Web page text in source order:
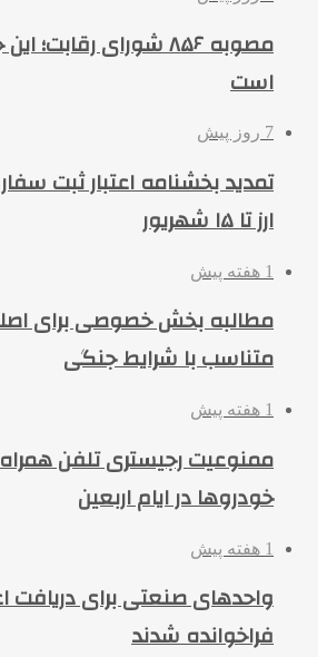
مصوبه ۸۵۶ شورای
است
7 روز پیش
تمدید بخشنامه اعتبار ثبت
ارز تا ۱۵ شهریور
1 هفته پیش
مطالبه بخش خصوصی برای
متناسب با شرایط جنگی
1 هفته پیش
ممنوعیت رجیستری تلفن
خودروها در ایام اربعین
1 هفته پیش
واحدهای صنعتی برای دریافت
فراخوانده شدند